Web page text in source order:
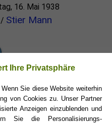
16. Mai 1938
/ Stier Mann
Ihre Privatsphäre
Sie diese Website weiterhin
von Cookies zu. Unser Partner
Anzeigen einzublenden und
Sie die Personalisierungs-